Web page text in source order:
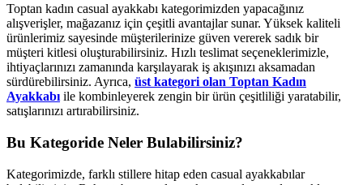
Toptan kadın casual ayakkabı kategorimizden yapacağınız
alışverişler, mağazanız için çeşitli avantajlar sunar. Yüksek kaliteli
ürünlerimiz sayesinde müşterilerinize güven vererek sadık bir
müşteri kitlesi oluşturabilirsiniz. Hızlı teslimat seçeneklerimizle,
ihtiyaçlarınızı zamanında karşılayarak iş akışınızı aksamadan
sürdürebilirsiniz. Ayrıca, üst kategori olan Toptan Kadın
Ayakkabı ile kombinleyerek zengin bir ürün çeşitliliği yaratabilir,
satışlarınızı artırabilirsiniz.
Bu Kategoride Neler Bulabilirsiniz?
Kategorimizde, farklı stillere hitap eden casual ayakkabılar